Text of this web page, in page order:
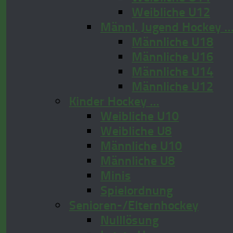
Weibliche U12
Männl. Jugend Hockey …
Männliche U18
Männliche U16
Männliche U14
Männliche U12
Kinder Hockey …
Weibliche U10
Weibliche U8
Männliche U10
Männliche U8
Minis
Spielordnung
Senioren-/Elternhockey
Nulllösung